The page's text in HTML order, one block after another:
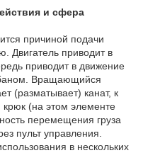
и сфера
причиной подачи
Двигатель приводит в
приводит в движение
Вращающийся
(разматывает) канат, к
(на этом элементе
перемещения груза
пульт управления.
в нескольких